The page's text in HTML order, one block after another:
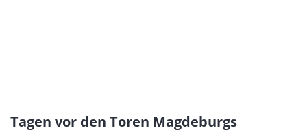
Tagen vor den Toren Magdeburgs